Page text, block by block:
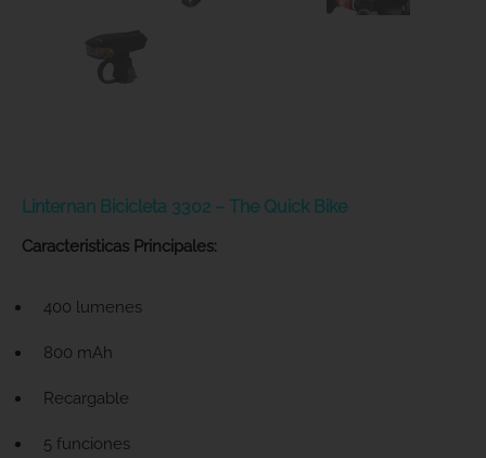
Linternan Bicicleta 3302 – The Quick Bike
Caracteristicas Principales:
400 lumenes
800 mAh
Recargable
5 funciones